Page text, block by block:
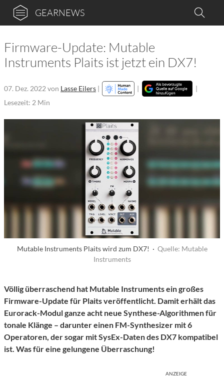
GEARNEWS
Firmware-Update: Mutable
Instruments Plaits ist jetzt ein DX7!
07. Dez. 2022 von Lasse Eilers | |
|
Lesezeit: 2 Min
Mutable Instruments Plaits wird zum DX7! · Quelle: Mutable
Instruments
Völlig überraschend hat Mutable Instruments ein großes
Firmware-Update für Plaits veröffentlicht. Damit erhält das
Eurorack-Modul ganze acht neue Synthese-Algorithmen für
tonale Klänge – darunter einen FM-Synthesizer mit 6
Operatoren, der sogar mit SysEx-Daten des DX7 kompatibel
ist. Was für eine gelungene Überraschung!
ANZEIGE